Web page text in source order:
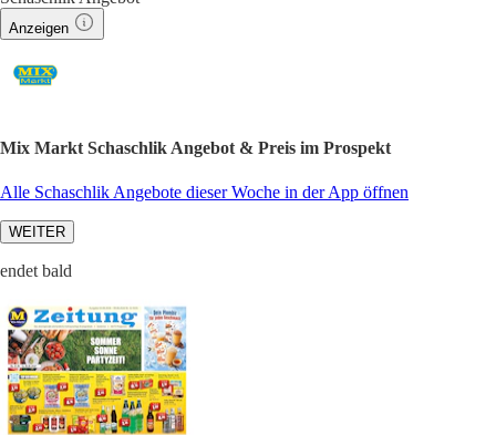
Anzeigen
Mix Markt Schaschlik Angebot & Preis im Prospekt
Alle Schaschlik Angebote dieser Woche in der App öffnen
WEITER
endet bald